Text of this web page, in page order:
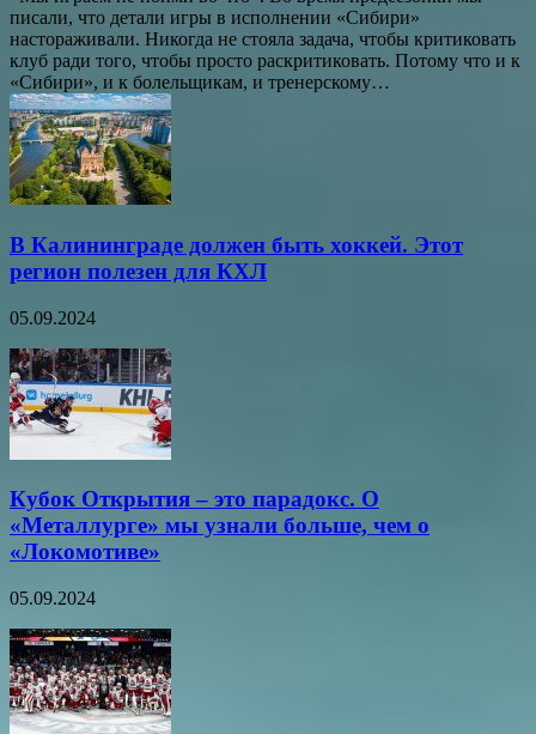
писали, что детали игры в исполнении «Сибири»
настораживали. Никогда не стояла задача, чтобы критиковать
клуб ради того, чтобы просто раскритиковать. Потому что и к
«Сибири», и к болельщикам, и тренерскому…
В Калининграде должен быть хоккей. Этот
регион полезен для КХЛ
05.09.2024
Кубок Открытия – это парадокс. О
«Металлурге» мы узнали больше, чем о
«Локомотиве»
05.09.2024